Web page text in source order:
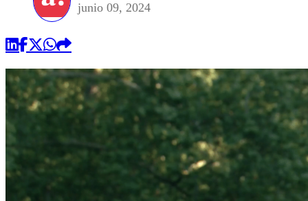
junio 09, 2024